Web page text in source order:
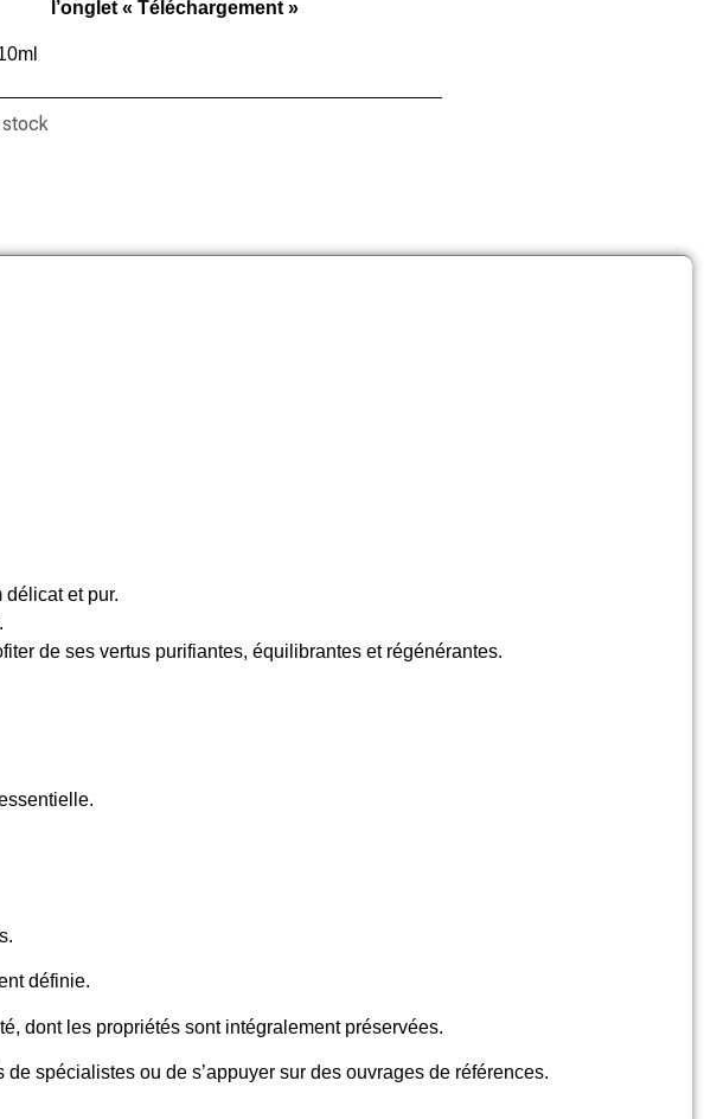
l’onglet « Téléchargement »
stock
délicat et pur.
de ses vertus purifiantes, équilibrantes et régénérantes.
définie.
dont les propriétés sont intégralement préservées.
spécialistes ou de s’appuyer sur des ouvrages de références.